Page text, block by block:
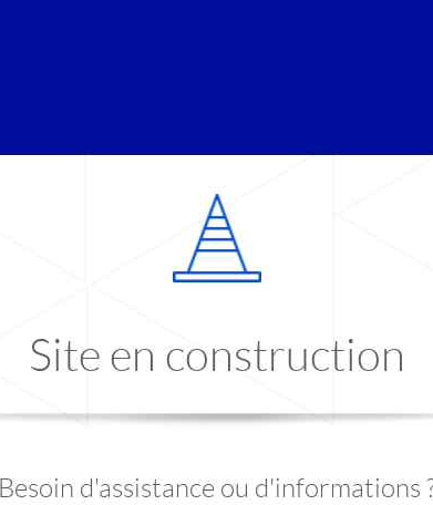
Site en construction
Besoin d'assistance ou d'informations